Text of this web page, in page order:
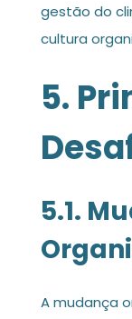
gestão do
cultura
5.
5.1.
A mudança